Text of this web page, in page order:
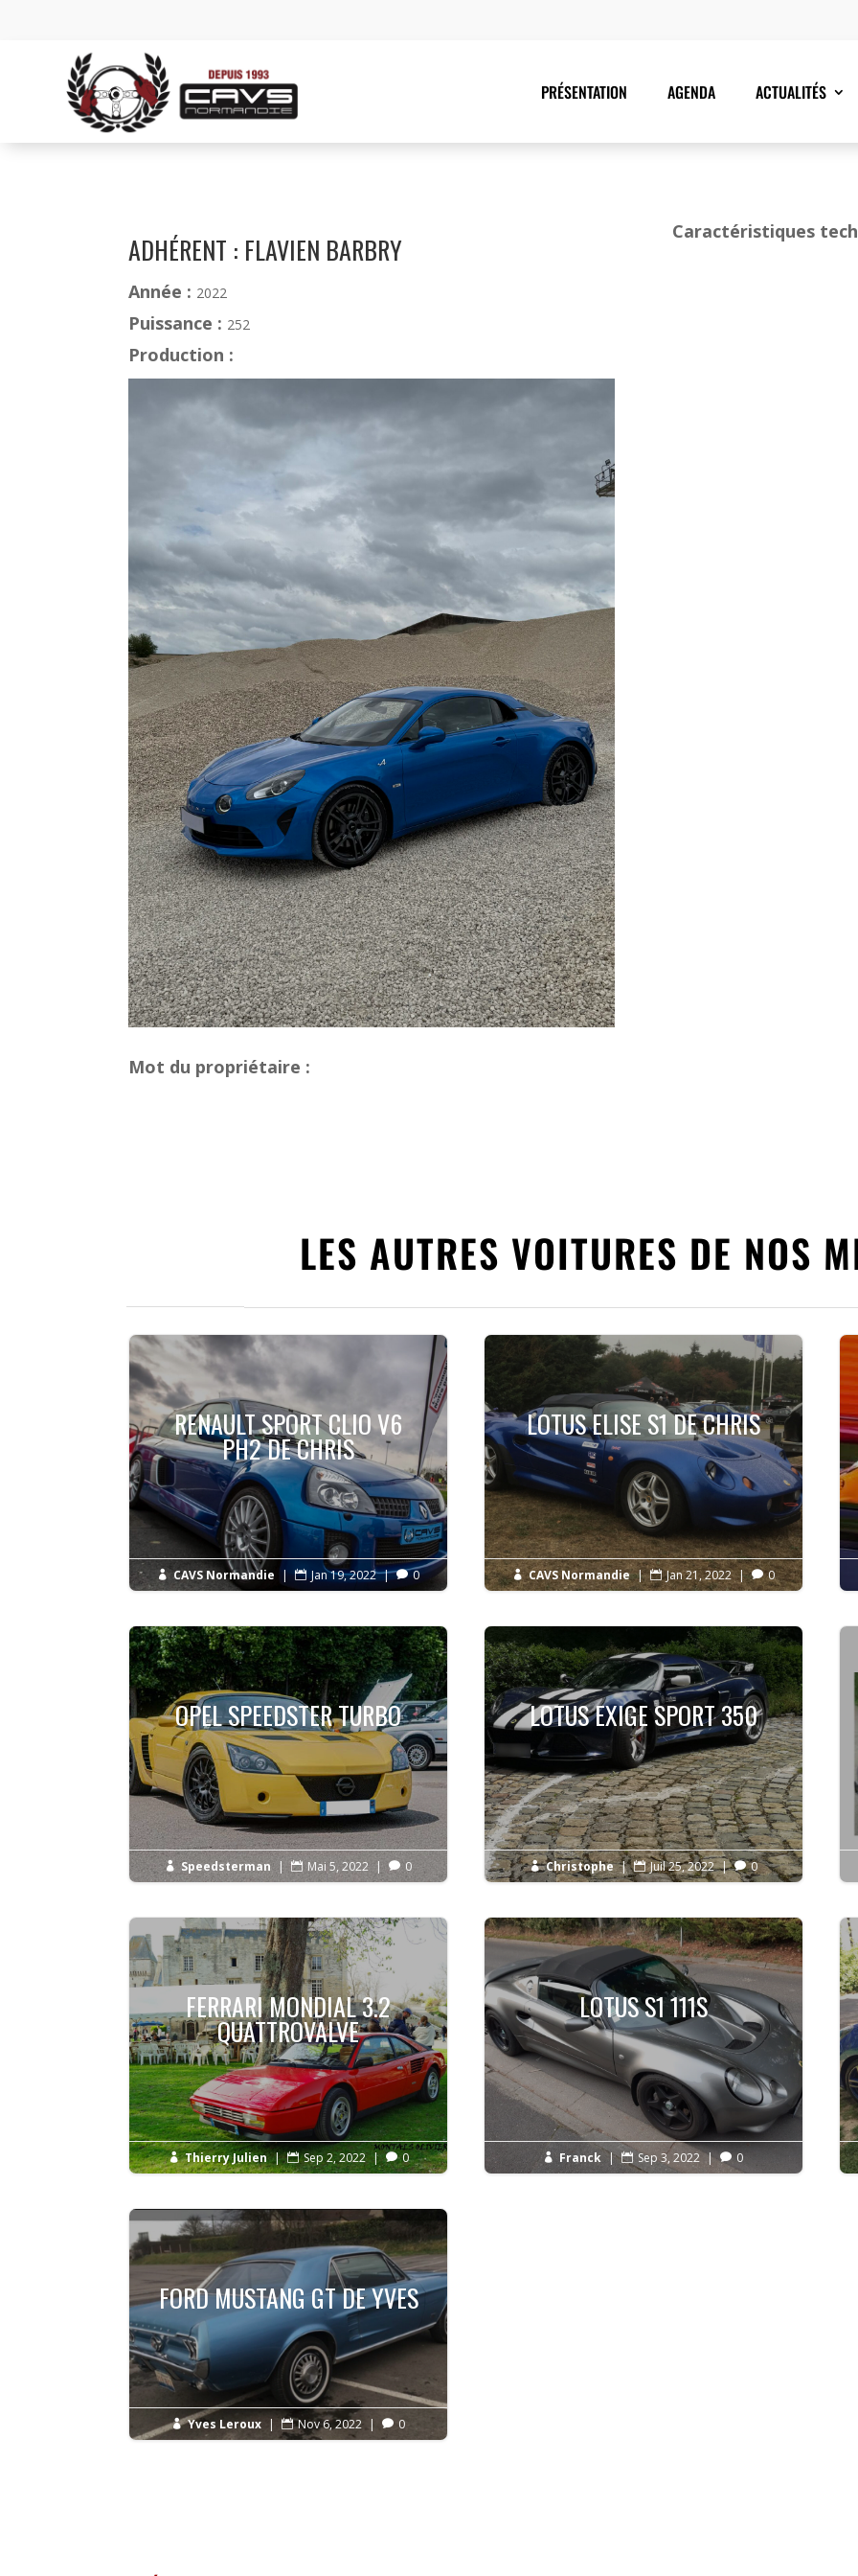
PRÉSENTATION AGENDA ACTUALITÉS
ADHÉRENT : FLAVIEN BARBRY
Année : 2022
Puissance : 252
Production :
Mot du propriétaire :
Caractéristiques
LES AUTRES VOITURES DE NOS
RENAULT SPORT CLIO V6
PH2 DE CHRIS
 CAVS Normandie |  Jan 19, 2022 |  0
LOTUS ELISE S1 DE CHRIS
 CAVS Normandie |  Jan 21, 2022 |  0
OPEL SPEEDSTER TURBO
 Speedsterman |  Mai 5, 2022 |  0
LOTUS EXIGE SPORT 350
 Christophe |  Juil 25, 2022 |  0
FERRARI MONDIAL 3.2
QUATTROVALVE
 Thierry Julien |  Sep 2, 2022 |  0
LOTUS S1 111S
 Franck |  Sep 3, 2022 |  0
FORD MUSTANG GT DE YVES
 Yves Leroux |  Nov 6, 2022 |  0